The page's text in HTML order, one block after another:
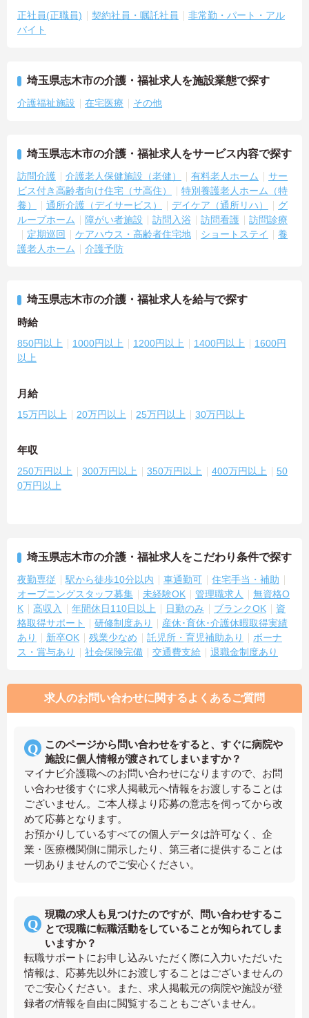
正社員(正職員) 契約社員・嘱託社員
非常勤・パート・アル
バイト
埼玉県志木市の介護・福祉求人を施設業態で探す
介護福祉施設 在宅医療 その他
埼玉県志木市の介護・福祉求人をサービス内容で探す
訪問介護 介護老人保健施設（老健） 有料老人ホーム
サー
ビス付き高齢者向け住宅（サ高住）
特別養護老人ホーム（特
養）
通所介護（デイサービス） デイケア（通所リハ）
グ
ループホーム
障がい者施設 訪問入浴 訪問看護
訪問診療
定期巡回
ケアハウス・高齢者住宅地 ショートステイ
養
護老人ホーム
介護予防
埼玉県志木市の介護・福祉求人を給与で探す
時給
850円以上 1000円以上 1200円以上 1400円以上
1600円
以上
月給
15万円以上 20万円以上 25万円以上 30万円以上
年収
250万円以上 300万円以上 350万円以上 400万円以上
50
0万円以上
埼玉県志木市の介護・福祉求人をこだわり条件で探す
夜勤専従 駅から徒歩10分以内 車通勤可
住宅手当・補助
オープニングスタッフ募集
未経験OK 管理職求人
無資格O
K
高収入 年間休日110日以上 日勤のみ ブランクOK
資
格取得サポート
研修制度あり
産休･育休･介護休暇取得実績
あり
新卒OK 残業少なめ 託児所・育児補助あり
ボーナ
ス・賞与あり
社会保険完備 交通費支給 退職金制度あり
求人のお問い合わせに関するよくあるご質問
このページから問い合わせをすると、すぐに病院や
施設に個人情報が渡されてしまいますか？
マイナビ介護職へのお問い合わせになりますので、お問
い合わせ後すぐに求人掲載元へ情報をお渡しすることは
ございません。ご本人様より応募の意志を伺ってから改
めて応募となります。
お預かりしているすべての個人データは許可なく、企
業・医療機関側に開示したり、第三者に提供することは
一切ありませんのでご安心ください。
現職の求人も見つけたのですが、問い合わせするこ
とで現職に転職活動をしていることが知られてしま
いますか？
転職サポートにお申し込みいただく際に入力いただいた
情報は、応募先以外にお渡しすることはございませんの
でご安心ください。また、求人掲載元の病院や施設が登
録者の情報を自由に閲覧することもございません。